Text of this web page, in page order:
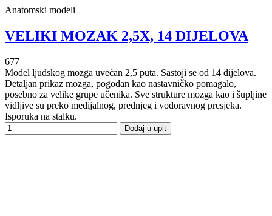
Anatomski modeli
VELIKI MOZAK 2,5X, 14 DIJELOVA
677
Model ljudskog mozga uvećan 2,5 puta. Sastoji se od 14 dijelova.
Detaljan prikaz mozga, pogodan kao nastavničko pomagalo,
posebno za velike grupe učenika. Sve strukture mozga kao i šupljine
vidljive su preko medijalnog, prednjeg i vodoravnog presjeka.
Isporuka na stalku.
Dodaj u upit